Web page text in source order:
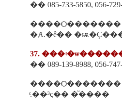
�� 085-733-5850, 056-
����Ѻ�������
�Ⱥ.�ê��
37.
�� 089-139-8988, 056-
����Ѻ�������
ͨ.��³ç�� �ͧ����